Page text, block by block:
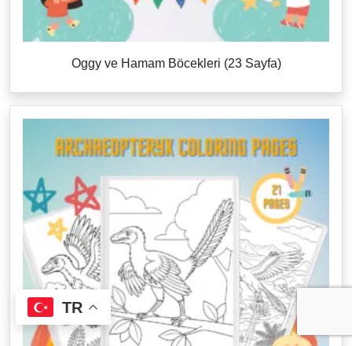
Oggy ve Hamam Böcekleri (23 Sayfa)
TR